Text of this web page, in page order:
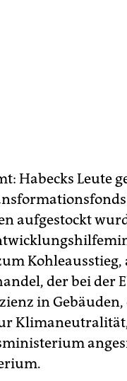
Habecks Leute
aufgestockt
der bei der
in